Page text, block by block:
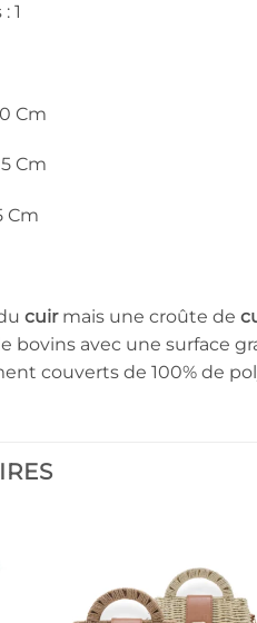
1
Cm
Cm
Cm
cuirmais une croûte de
bovins avec une surface
couverts de 100% de